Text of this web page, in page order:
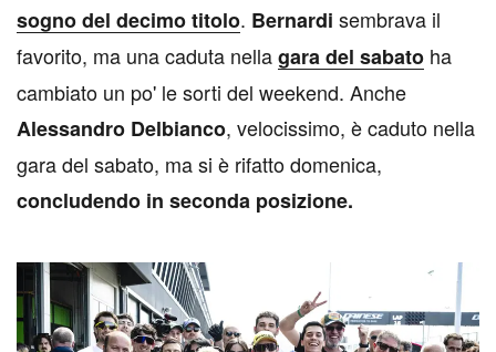
sogno del decimo titolo. Bernardi sembrava il
favorito, ma una caduta nellagara del sabato ha
cambiato un po' le sorti del weekend. Anche
Alessandro Delbianco, velocissimo, è caduto nella
gara del sabato, ma si è rifatto domenica,
concludendo in seconda posizione.